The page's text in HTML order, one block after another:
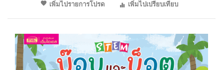
เพิ่มไปรายการโปรด
เพิ่มไปเปรียบเทียบ